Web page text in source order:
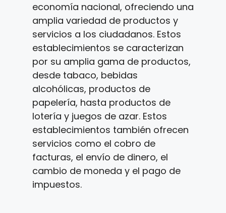
economía nacional, ofreciendo una
amplia variedad de productos y
servicios a los ciudadanos. Estos
establecimientos se caracterizan
por su amplia gama de productos,
desde tabaco, bebidas
alcohólicas, productos de
papelería, hasta productos de
lotería y juegos de azar. Estos
establecimientos también ofrecen
servicios como el cobro de
facturas, el envío de dinero, el
cambio de moneda y el pago de
impuestos.